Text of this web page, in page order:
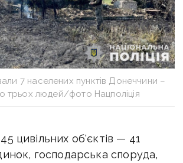
7 населених пунктів Донеччини –
трьох людей/фото Нацполіція
цивільних об'єктів — 41
господарська споруда,